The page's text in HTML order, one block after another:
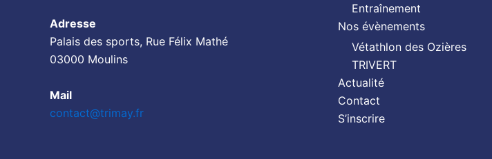
Adresse
Palais des sports, Rue Félix Mathé
03000 Moulins
Mail
contact@trimay.fr
Entraînement
Nos évènements
Vétathlon des Ozières
TRIVERT
Actualité
Contact
S’inscrire